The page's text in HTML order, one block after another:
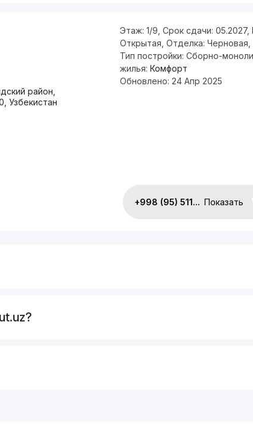
район,
Узбекистан
Этаж: 1/9 Срок сдачи: 05.2027,
Открытая Отделка: Черновая
Тип постройки: Сборно-
жилья: Комфорт
Обновлено: 24 Апр 2025
+998 (95) 511... Показать